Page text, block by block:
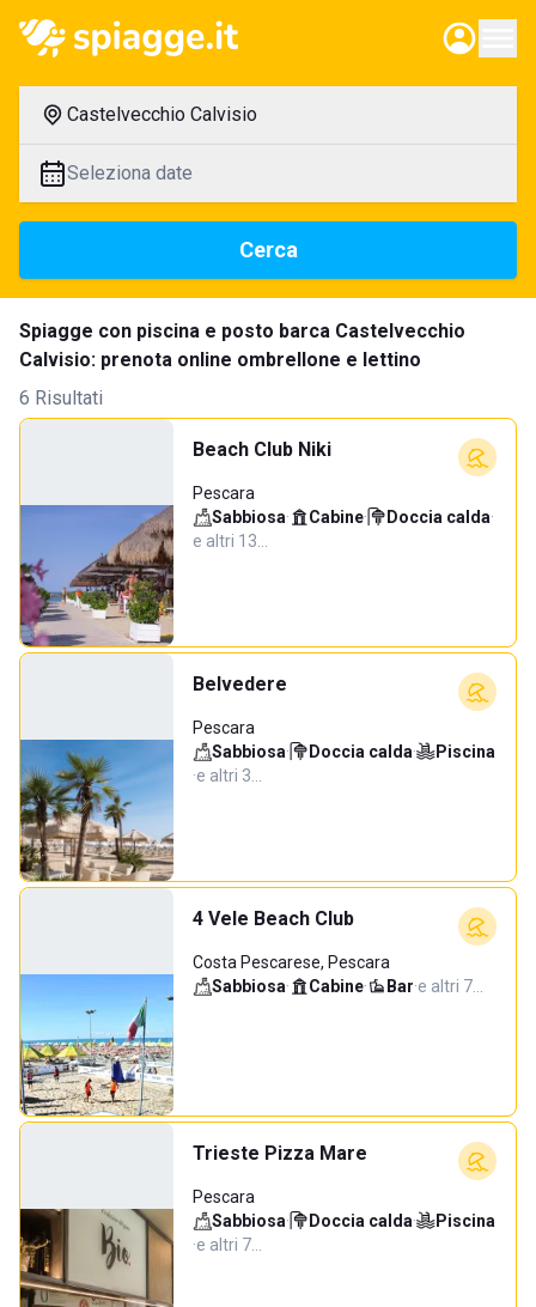
Castelvecchio Calvisio
Seleziona date
Cerca
Spiagge con piscina e posto barca Castelvecchio
Calvisio: prenota online ombrellone e lettino
6 Risultati
Beach Club Niki
Pescara
Sabbiosa· Cabine· Doccia calda·
e altri 13…
Belvedere
Pescara
Sabbiosa· Doccia calda·
Piscina
·e altri 3…
4 Vele Beach Club
Costa Pescarese, Pescara
Sabbiosa· Cabine· Bar·e altri 7…
Trieste Pizza Mare
Pescara
Sabbiosa· Doccia calda·
Piscina
·e altri 7…